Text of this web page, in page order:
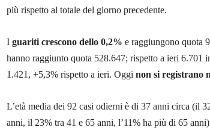
più rispetto al totale del giorno precedente.
I guariti crescono dello 0,2% e raggiungono quota
hanno raggiunto quota 528.647; rispetto a ieri 6.701
1.421, +5,3% rispetto a ieri. Oggi non si registrano
L’età media dei 92 casi odierni è di 37 anni circa (il
anni, il 23% tra 41 e 65 anni, l’11% ha più di 65